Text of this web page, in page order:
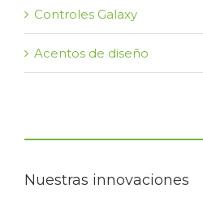
Controles Galaxy
Acentos de diseño
Nuestras innovaciones